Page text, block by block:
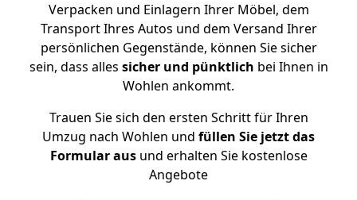
Verpacken und Einlagern Ihrer Möbel, dem
Transport Ihres Autos und dem Versand Ihrer
persönlichen Gegenstände, können Sie sicher
sein, dass alles sicher und pünktlich bei Ihnen in
Wohlen ankommt.
Trauen Sie sich den ersten Schritt für Ihren
Umzug nach Wohlen und füllen Sie jetzt das
Formular ausund erhalten Sie kostenlose
Angebote